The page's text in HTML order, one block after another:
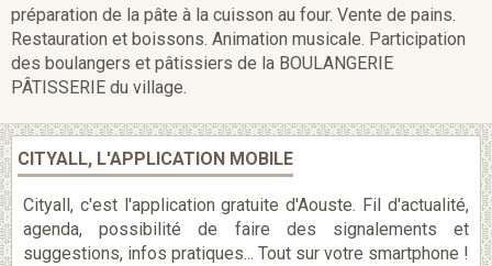
préparation de la pâte à la cuisson au four. Vente de pains.
Restauration et boissons. Animation musicale. Participation
des boulangers et pâtissiers de la BOULANGERIE
PÂTISSERIE du village.
CITYALL, L'APPLICATION MOBILE
Cityall, c'est l'application gratuite d'Aouste. Fil d'actualité,
agenda, possibilité de faire des signalements et
suggestions, infos pratiques... Tout sur votre smartphone !